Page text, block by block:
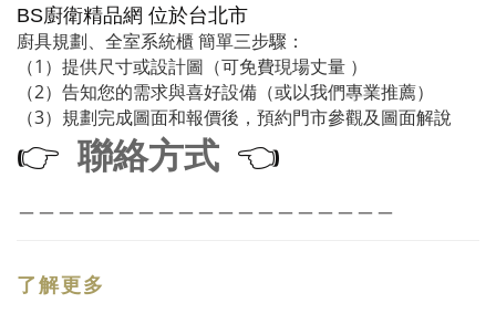
BS廚衛精品網 位於台北市
廚具規劃、全室系統櫃 簡單三步驟：
（1）提供尺寸或設計圖（可免費現場丈量 ）
（2）告知您的需求與喜好設備（或以我們專業推薦）
（3）規劃完成圖面和報價後，預約門市參觀及圖面解說
👉 聯絡方式 👈
了解更多